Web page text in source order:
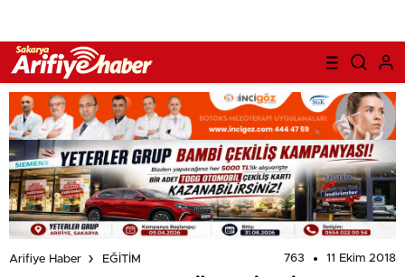
Arifiye Haber EĞİTİM 763 11 Ekim 2018